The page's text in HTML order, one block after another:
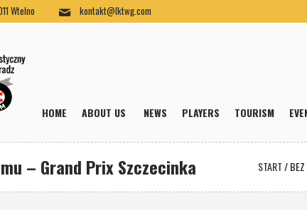
Wtelno kontakt@lktwg.com
HOME ABOUT US NEWS PLAYERS TOURISM
– Grand Prix Szczecinka START/